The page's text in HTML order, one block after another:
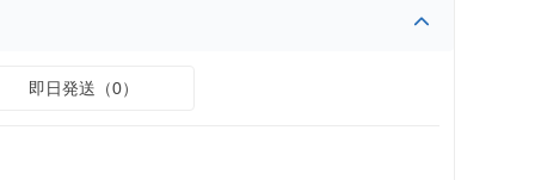
即日発送（0）